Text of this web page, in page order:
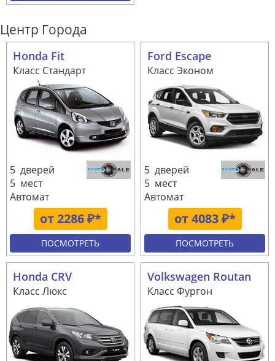
Центр Города
Honda Fit
Класс Стандарт
от 2286 ₽*
5 дверей
5 мест
Автомат
ПОСМОТРЕТЬ
Ford Escape
Класс Эконом
от 4083 ₽*
5 дверей
5 мест
Автомат
ПОСМОТРЕТЬ
Honda CRV
Класс Люкс
Volkswagen Routan
Класс Фургон